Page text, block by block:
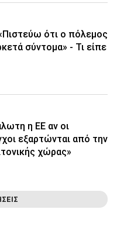
ότι ο πόλεμος
σύντομα» - Τι είπε
η ΕΕ αν οι
εξαρτώνται από την
χώρας»